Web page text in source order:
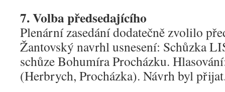
7. Volba předsedajícího
Plenární zasedání dodatečně zvolilo
Žantovský navrhl usnesení: Schůzka
schůze Bohumíra Procházku.
(Herbrych, Procházka). Návrh byl